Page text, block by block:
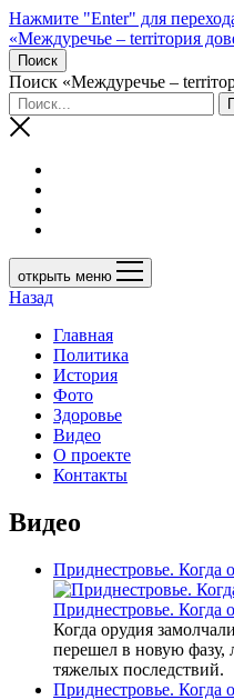
Нажмите "Enter" для
«Междуречье – terriтория
Поиск
Поиск «Междуречье –
открыть меню
Назад
Главная
Политика
История
Фото
Здоровье
Видео
О проекте
Контакты
Видео
Приднестровье. Когда
Приднестровье. Когда
Когда орудия
перешел в новую
тяжелых последствий.
Приднестровье. Когда